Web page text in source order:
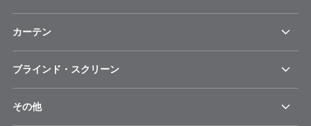
カーテン
ブラインド・スクリーン
その他